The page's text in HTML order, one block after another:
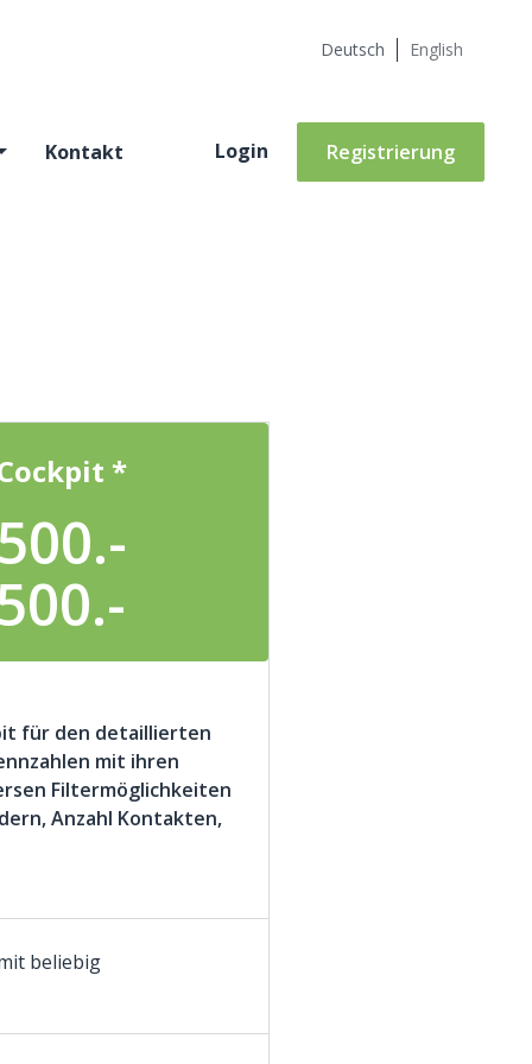
Deutsch English
Kontakt Login Registrierung
*
für den detaillierten
mit ihren
Filtermöglichkeiten
Anzahl Kontakten,
beliebig